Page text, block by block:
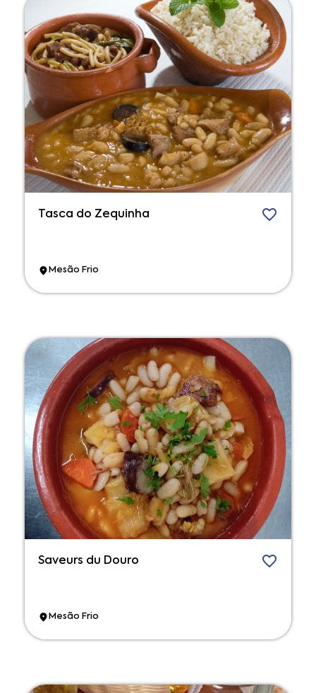
Tasca do Zequinha
Mesão Frio
Saveurs du Douro
Mesão Frio